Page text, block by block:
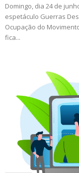
Domingo, dia 24 de
espetáculo Guerras
Ocupação do
fica...